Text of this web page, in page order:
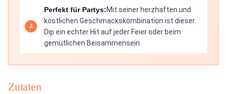
Perfekt für Partys:Mit seiner herzhaften und
köstlichen Geschmackskombination ist dieser
Dip ein echter Hit auf jeder Feier oder beim
gemütlichen Beisammensein.
Zutaten